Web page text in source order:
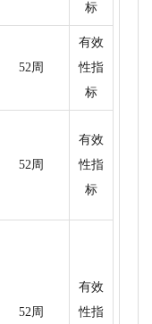
标
52周
有效
性指
标
52周
有效
性指
标
52周
有效
性指